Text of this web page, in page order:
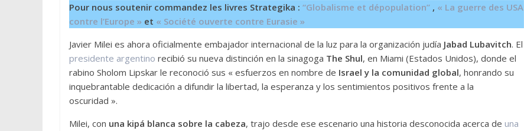
Pour nous soutenir commandez les livres Strategika : “Globalisme et dépopulation” , « La guerre des USA
contre l’Europe » et « Société ouverte contre Eurasie »
Javier Milei es ahora oficialmente embajador internacional de la luz para la organización judía Jabad Lubavitch. El
presidente argentino recibió su nueva distinción en la sinagoga The Shul, en Miami (Estados Unidos), donde el
rabino Sholom Lipskar le reconoció sus « esfuerzos en nombre de Israel y la comunidad global, honrando su
inquebrantable dedicación a difundir la libertad, la esperanza y los sentimientos positivos frente a la
oscuridad ».
Milei, con una kipá blanca sobre la cabeza, trajo desde ese escenario una historia desconocida acerca de una